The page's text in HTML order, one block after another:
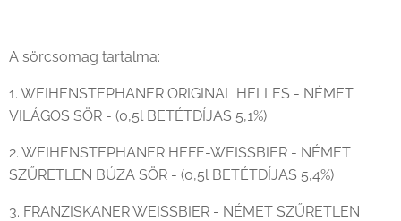
A sörcsomag tartalma:
1. WEIHENSTEPHANER ORIGINAL HELLES - NÉMET
VILÁGOS SÖR - (0,5l BETÉTDÍJAS 5,1%)
2. WEIHENSTEPHANER HEFE-WEISSBIER - NÉMET
SZŰRETLEN BÚZA SÖR - (0,5l BETÉTDÍJAS 5,4%)
3. FRANZISKANER WEISSBIER - NÉMET SZŰRETLEN